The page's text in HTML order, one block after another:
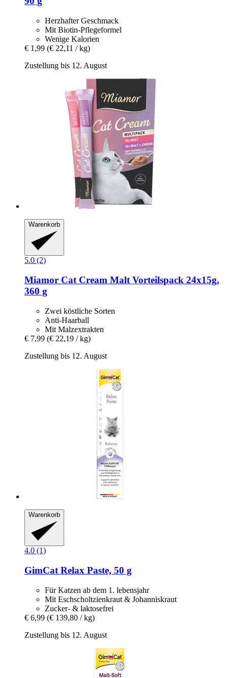
Herzhafter Geschmack
Mit Biotin-Pflegeformel
Wenige Kalorien
€ 1,99 (€ 22,11 / kg)
Zustellung bis 12. August
Warenkorb
5.0 (2)
Miamor Cat Cream Malt Vorteilspack 24x15g,
360 g
Zwei köstliche Sorten
Anti-Haarball
Mit Malzextrakten
€ 7,99 (€ 22,19 / kg)
Zustellung bis 12. August
Warenkorb
4.0 (1)
GimCat Relax Paste, 50 g
Für Katzen ab dem 1. lebensjahr
Mit Eschscholtzienkraut & Johanniskraut
Zucker- & laktosefrei
€ 6,99 (€ 139,80 / kg)
Zustellung bis 12. August